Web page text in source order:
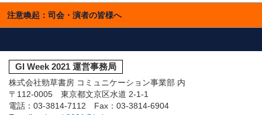
注意喚起：司会・演者の皆様へ
GI Week 2021 運営事務局
株式会社勁草書房 コミュニケーション事業部 内
〒112-0005 東京都文京区水道 2-1-1
電話：03-3814-7112 Fax：03-3814-6904